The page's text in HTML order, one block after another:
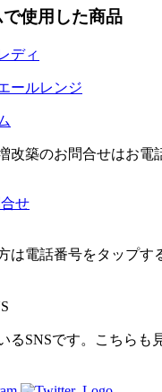
使用した商品
ディ
ールレンジ
改築のお問合せはお電
は電話番号をタップす
るSNSです。こちらも